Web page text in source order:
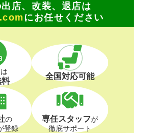
店、改装、退店は
にお任せください
料 全国対応可能
の
登録
専任スタッフが
徹底サポート